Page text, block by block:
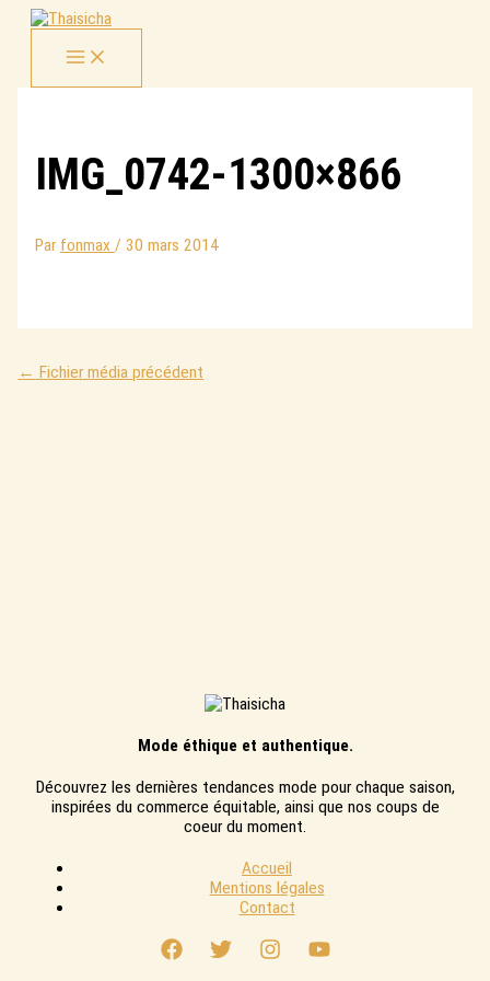
Aller
IMG_0742-1300×866
Par fonmax / 30 mars 2014
← Fichier média précédent
Mode éthique et authentique.
Découvrez les dernières tendances mode pour chaque saison,
inspirées du commerce équitable, ainsi que nos coups de
coeur du moment.
Accueil
Mentions légales
Contact